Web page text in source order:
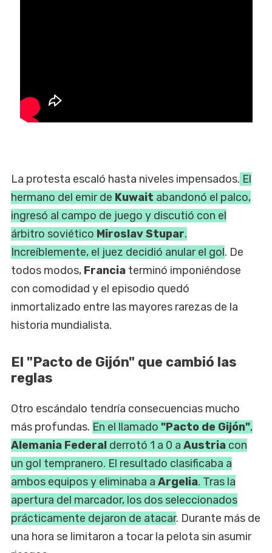
La protesta escaló hasta niveles impensados. El
hermano del emir de Kuwait abandonó el palco,
ingresó al campo de juego y discutió con el
árbitro soviético Miroslav Stupar.
Increíblemente, el juez decidió anular el gol. De
todos modos, Francia terminó imponiéndose
con comodidad y el episodio quedó
inmortalizado entre las mayores rarezas de la
historia mundialista.
El "Pacto de Gijón" que cambió las
reglas
Otro escándalo tendría consecuencias mucho
más profundas. En el llamado "Pacto de Gijón",
Alemania Federal derrotó 1 a 0 a Austria con
un gol tempranero. El resultado clasificaba a
ambos equipos y eliminaba a Argelia. Tras la
apertura del marcador, los dos seleccionados
prácticamente dejaron de atacar. Durante más de
una hora se limitaron a tocar la pelota sin asumir